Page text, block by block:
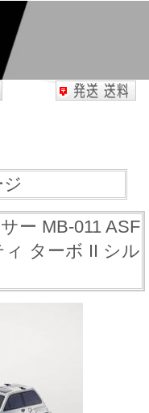
ー MB-011 ASF
ターボ II シル